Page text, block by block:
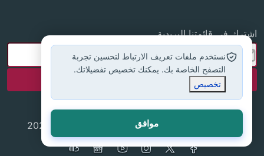
اشترك في قائمتنا البريدية
جميع الحقوق محفوظة لموقع إسلام أون لاين © 2025
نستخدم ملفات تعريف الارتباط لتحسين تجربة
التصفح الخاصة بك. يمكنك تخصيص تفضيلاتك.
تخصيص
موافق